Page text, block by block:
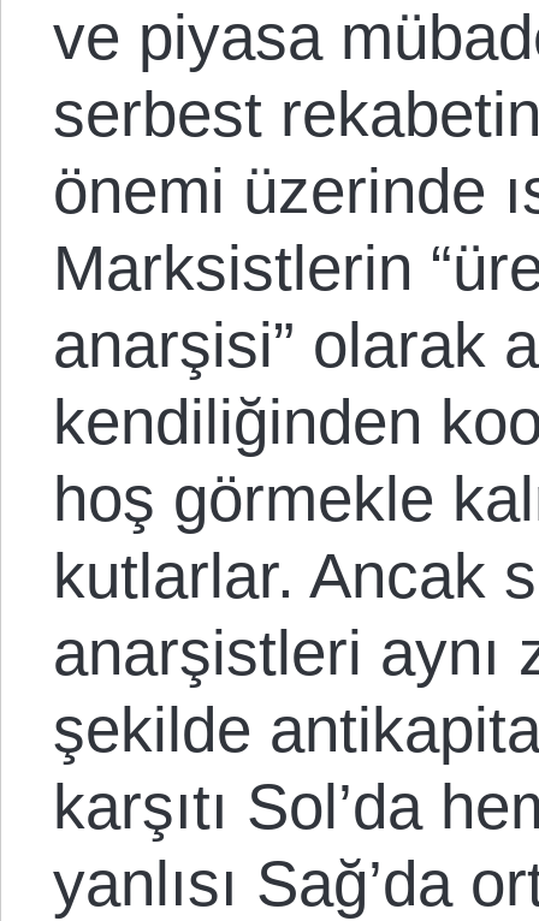
ve piyasa
serbest
önemi üzerinde
Marksistlerin
anarşisi” olarak
kendiliğinden
hoş görmekle
kutlarlar. Ancak
anarşistleri aynı
şekilde
karşıtı Sol’da
yanlısı Sağ’da